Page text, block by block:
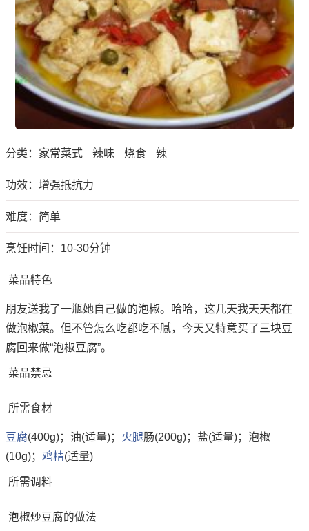
分类： 家常菜式 辣味 烧食 辣
功效：增强抵抗力
难度：简单
烹饪时间：10-30分钟
菜品特色
朋友送我了一瓶她自己做的泡椒。哈哈，这几天我天天都在
做泡椒菜。但不管怎么吃都吃不腻，今天又特意买了三块豆
腐回来做“泡椒豆腐”。
菜品禁忌
所需食材
豆腐(400g)；油(适量)； 火腿肠(200g)；盐(适量)；泡椒
(10g)； 鸡精(适量)
所需调料
泡椒炒豆腐的做法